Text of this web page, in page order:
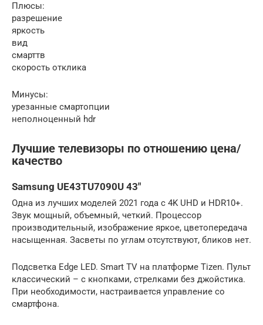
Плюсы:
разрешение
яркость
вид
смарттв
скорость отклика
Минусы:
урезанные смартопции
неполноценный hdr
Лучшие телевизоры по отношению цена/
качество
Samsung UE43TU7090U 43″
Одна из лучших моделей 2021 года с 4K UHD и HDR10+.
Звук мощный, объемный, четкий. Процессор
производительный, изображение яркое, цветопередача
насыщенная. Засветы по углам отсутствуют, бликов нет.
Подсветка Edge LED. Smart TV на платформе Tizen. Пульт
классический – с кнопками, стрелками без джойстика.
При необходимости, настраивается управление со
смартфона.